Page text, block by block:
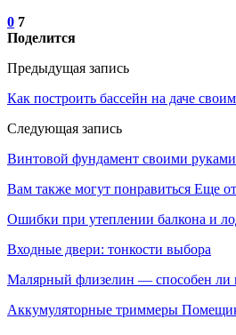
0 7
Поделится
Предыдущая запись
Как построить бассейн на даче
Следующая запись
Винтовой фундамент своими руками
Вам также могут понравиться Еще
Ошибки при утеплении балкона и
Входные двери: тонкости выбора
Малярный флизелин — способен ли
Аккумуляторные триммеры